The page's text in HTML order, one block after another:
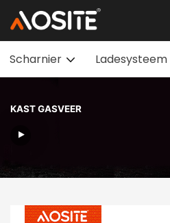
Scharnier Ladesysteem
KAST GASVEER